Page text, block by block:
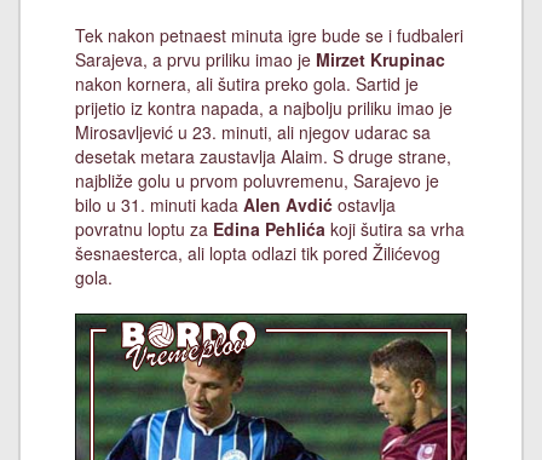
Tek nakon petnaest minuta igre bude se i fudbaleri
Sarajeva, a prvu priliku imao je Mirzet Krupinac
nakon kornera, ali šutira preko gola. Sartid je
prijetio iz kontra napada, a najbolju priliku imao je
Mirosavljević u 23. minuti, ali njegov udarac sa
desetak metara zaustavlja Alaim. S druge strane,
najbliže golu u prvom poluvremenu, Sarajevo je
bilo u 31. minuti kada Alen Avdić ostavlja
povratnu loptu za Edina Pehlića koji šutira sa vrha
šesnaesterca, ali lopta odlazi tik pored Žilićevog
gola.